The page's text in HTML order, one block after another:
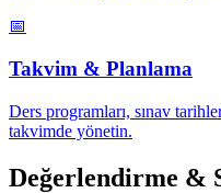
📅
Takvim & Planlama
Ders programları, sınav
takvimde yönetin.
Değerlendirme &